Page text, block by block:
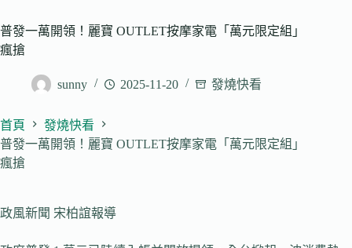
普發一萬開領！麗寶 OUTLET按摩家電「萬元限定組」
瘋搶
sunny 2025-11-20 發燒快看
首頁
發燒快看
普發一萬開領！麗寶 OUTLET按摩家電「萬元限定組」
瘋搶
政風新聞 宋柏誼報導